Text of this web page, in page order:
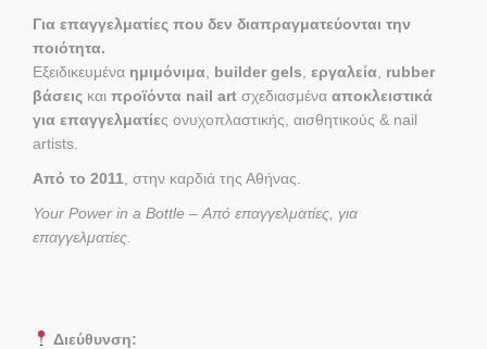
Για επαγγελματίες που δεν διαπραγματεύονται την
ποιότητα.
Εξειδικευμένα ημιμόνιμα builder gels εργαλεία rubber
βάσεις και προϊόντα nail art σχεδιασμένα αποκλειστικά
για επαγγελματίες ονυχοπλαστικής, αισθητικούς & nail
artists.
Από το 2011 , στην καρδιά της Αθήνας.
Your Power in a Bottle – Από επαγγελματίες, για
επαγγελματίες.
Διεύθυνση: